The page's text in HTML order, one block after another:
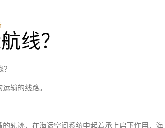
线？
输的线路。
轨迹，在海运空间系统中起着承上启下作用。海